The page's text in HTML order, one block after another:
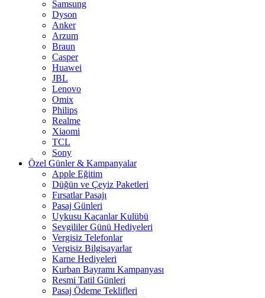
Samsung
Dyson
Anker
Arzum
Braun
Casper
Huawei
JBL
Lenovo
Omix
Philips
Realme
Xiaomi
TCL
Sony
Özel Günler & Kampanyalar
Apple Eğitim
Düğün ve Çeyiz Paketleri
Fırsatlar Pasajı
Pasaj Günleri
Uykusu Kaçanlar Kulübü
Sevgililer Günü Hediyeleri
Vergisiz Telefonlar
Vergisiz Bilgisayarlar
Karne Hediyeleri
Kurban Bayramı Kampanyası
Resmi Tatil Günleri
Pasaj Ödeme Teklifleri